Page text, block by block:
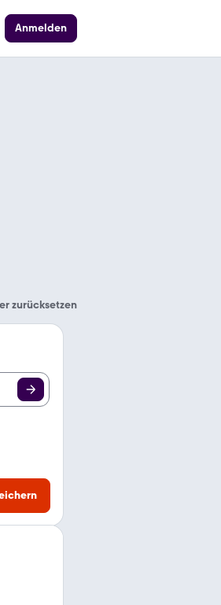
Anmelden
zurücksetzen